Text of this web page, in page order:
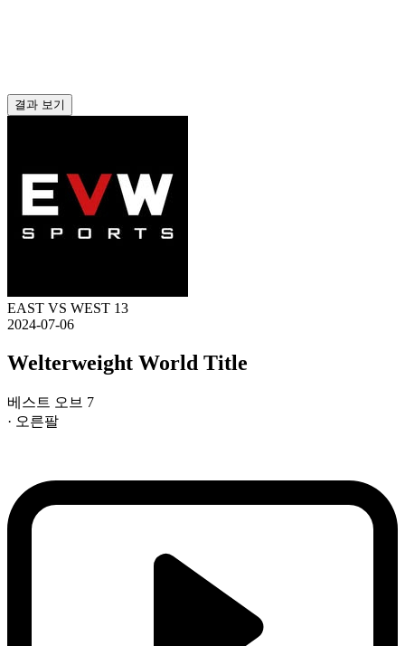
결과 보기
EAST VS WEST 13
2024-07-06
Welterweight World Title
베스트 오브 7
· 오른팔